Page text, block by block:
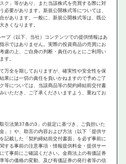
ク」等があり、また当該株式を売買する際に対
必要があります。新規公開株式等については、
があります。一般に、新規公開株式等は、既公
きくなります。
プ（以下、当社）コンテンツでの提供情報はあ
示ではありません。実際の投資商品の売買にお
慮の上、ご自身の判断・責任のもとにご利用い
す。
万全を期しておりますが、確実性や安全性を保
果には一切の責任を負いかねますので予めご了
等については、当該商品等の契約締結前交付書
いただき、ご了承くださいますよう、重ねてお
引法第37条の3」の規定に基づき、ご負担いた
」）や、助言の内容および方法（以下「提供サ
記載した「契約締結前交付書面」を必ず事前に
する事前の注意事項・情報提供料金・提供サー
て事前にご確認ください。金商法上の有価証券
等の価格の変動、及び有価証券の発行者等の信